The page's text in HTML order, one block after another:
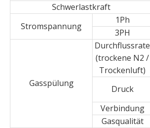
Schwerlastkraft
Stromspannung
1Ph
3PH
Gasspülung
Durchflussrate
(trockene N2 /
Trockenluft)
Druck
Verbindung
Gasqualität